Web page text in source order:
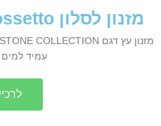
מזנון לסלון Rossetto תוצרת איטליה
עמיד למים